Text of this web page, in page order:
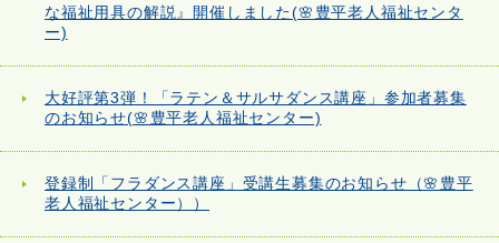
な福祉用具の解説』開催しました(🌸豊平老人福祉センタ
ー)
大好評第3弾！「ラテン＆サルサダンス講座」参加者募集
のお知らせ(🌸豊平老人福祉センター)
登録制「フラダンス講座」受講生募集のお知らせ（🌸豊平
老人福祉センター））